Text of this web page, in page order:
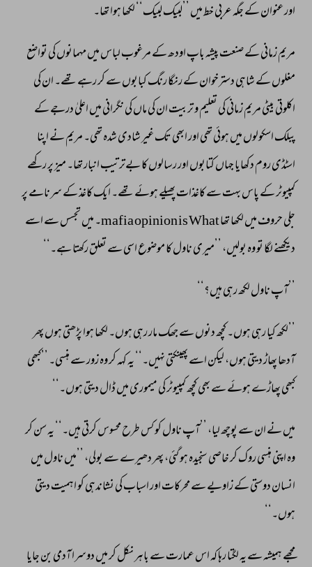
اور عنوان کے جگہ عربی خط میں ’’لبیک لبیک‘‘ لکھا ہوا تھا۔
مریم زمانی کے صنعت پیشہ باپ اودھ کے مرغوب لباس میں مہمانوں کی تواضع
مغلوں کے شاہی دسترخوان کے رنگا رنگ کبابوں سے کر رہے تھے۔ ان کی
اکلوتی بیٹی مریم زمانی کی تعلیم و تربیت ان کی ماں کی نگرانی میں اعلیٰ درجے کے
پبلک اسکولوں میں ہوئی تھی اور ابھی تک غیر شادی شدہ تھی۔ مریم نے اپنا
اسٹڈی روم دکھایا جہاں کتابوں اور رسالوں کا بےترتیب انبار تھا۔ میز پر رکھے
کمپیوٹر کے پاس بہت سے کاغذات پھیلے ہوئے تھے۔ ایک کاغذ کے سرنامے پر
جلی حروف میں لکھا تھا What
is
opinion mafia۔ میں تجسس سے اسے
دیکھنے لگا تو وہ بولیں، ’’میری ناول کا موضوع اسی سے تعلق رکھتا ہے۔‘‘
’’آپ ناول لکھ رہی ہیں؟‘‘
’’لکھ کیا رہی ہوں۔ کچھ دنوں سے جھک مار رہی ہوں۔ لکھا ہوا پڑھتی ہوں پھر
آدھا پھاڑ دیتی ہوں، لیکن اسے پھینکتی نہیں۔‘‘ یہ کہہ کر وہ زور سے ہنسی۔ ’’کبھی
کبھی پھاڑے ہوئے سے بھی کچھ کمپیوٹر کی میموری میں ڈال دیتی ہوں۔‘‘
میں نے ان سے پوچھ لیا، ’’آپ ناول کو کس طرح محسوس کرتی ہیں۔‘‘ یہ سن کر
وہ اپنی ہنسی روک کر خاصی سنجیدہ ہو گئی، پھر دھیرے سے بولی، ’’میں ناول میں
انسان دوستی کے زاویے سے محرکات اور اسباب کی نشاندہی کو اہمیت دیتی
ہوں۔‘‘
مجھے ہمیشہ سے یہ لگتا رہا کہ اس عمارت سے باہر نکل کر میں دوسرا آدمی بن جایا